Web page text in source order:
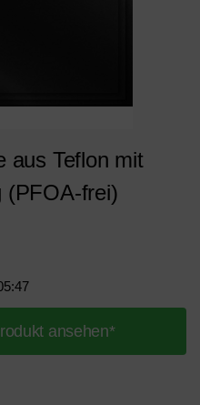
aus Teflon mit
(PFOA-frei)
ansehen*